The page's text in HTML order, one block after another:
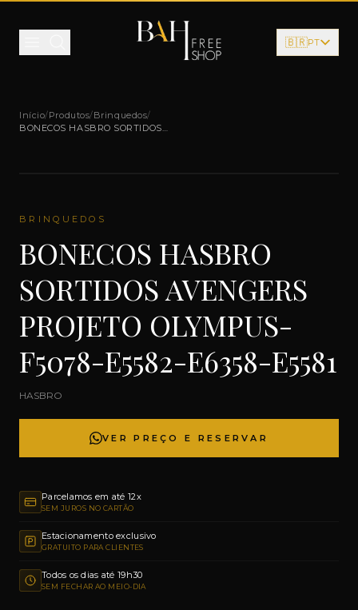
🇧🇷PT
Início/Produtos/Brinquedos/
BONECOS HASBRO SORTIDOS
BRINQUEDOS
BONECOS HASBRO
SORTIDOS AVENGERS
PROJETO OLYMPUS-
F5078-E5582-E6358-E5581
HASBRO
VER PREÇO E RESERVAR
Parcelamos em até 12x
SEM JUROS NO CARTÃO
Estacionamento exclusivo
GRATUITO PARA CLIENTES
Todos os dias até 19h30
SEM FECHAR AO MEIO-DIA